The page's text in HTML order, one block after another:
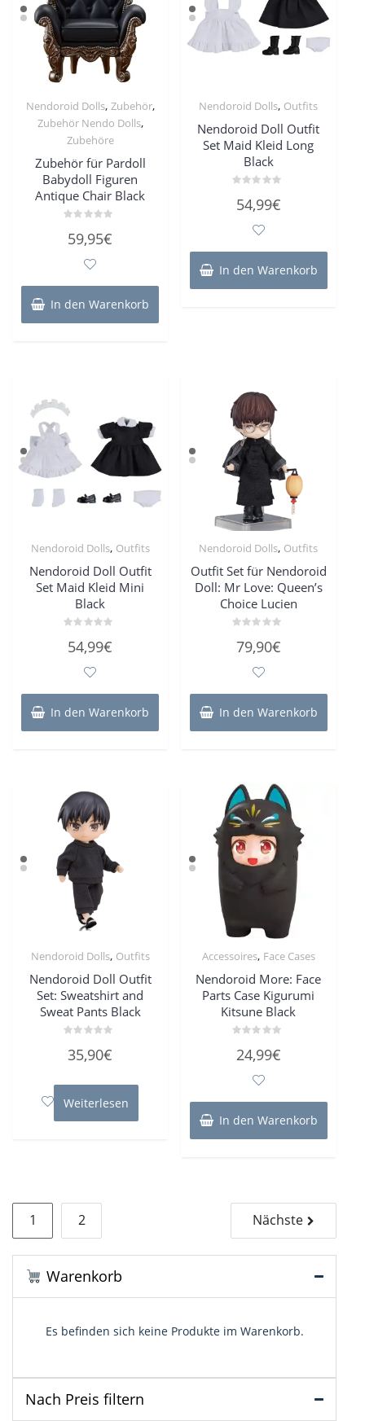
Nendoroid Dolls, Zubehör,
Zubehör Nendo Dolls,
Zubehöre
Zubehör für Pardoll
Babydoll Figuren
Antique Chair Black
mit
59,95€
In den Warenkorb
Nendoroid Dolls, Outfits
Nendoroid Doll Outfit
Set Maid Kleid Long
Black
mit
54,99€
In den Warenkorb
Nendoroid Dolls, Outfits
Nendoroid Doll Outfit
Set Maid Kleid Mini
Black
mit
54,99€
In den Warenkorb
Nendoroid Dolls, Outfits
Outfit Set für Nendoroid
Doll: Mr Love: Queen’s
Choice Lucien
mit
79,90€
In den Warenkorb
Nendoroid Dolls, Outfits
Nendoroid Doll Outfit
Set: Sweatshirt and
Sweat Pants Black
mit
5
35,90€
Weiterlesen
Accessoires, Face Cases
Nendoroid More: Face
Parts Case Kigurumi
Kitsune Black
mit
24,99€
In den Warenkorb
Seitennummerierung
der
Beiträge
1 2 Nächste
Warenkorb
Es befinden sich keine Produkte im Warenkorb.
Nach Preis filtern